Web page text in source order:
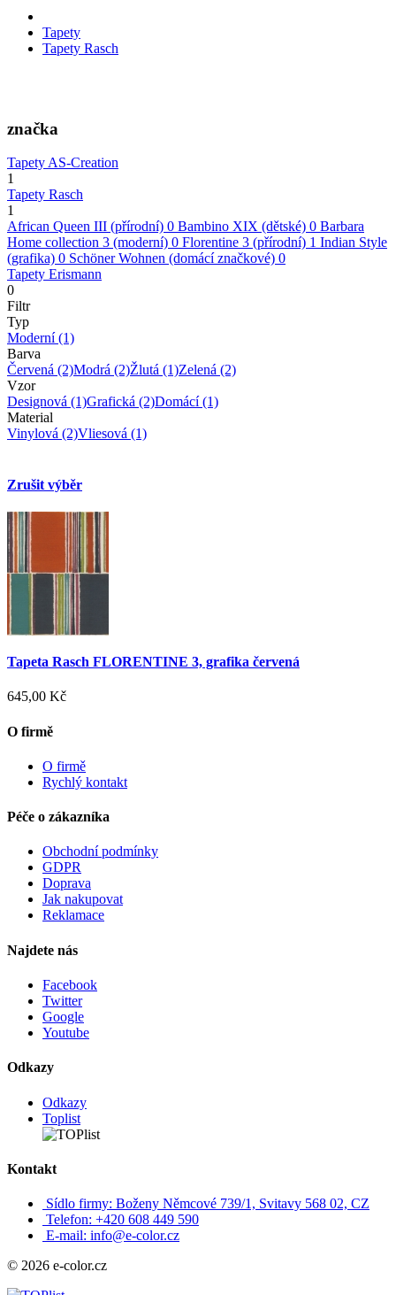
Tapety
Tapety Rasch
značka
Tapety AS-Creation
1
Tapety Rasch
1
African Queen III (přírodní) 0 Bambino XIX (dětské) 0 Barbara
Home collection 3 (moderní) 0 Florentine 3 (přírodní) 1 Indian Style
(grafika) 0 Schöner Wohnen (domácí značkové) 0
Tapety Erismann
0
Filtr
Typ
Moderní(1)
Barva
Červená (2)Modrá (2)Žlutá (1)Zelená (2)
Vzor
Designová (1)Grafická (2)Domácí(1)
Material
Vinylová (2)Vliesová (1)
Zrušit výběr
Tapeta Rasch FLORENTINE 3, grafika červená
645,00 Kč
O firmě
O firmě
Rychlý kontakt
Péče o zákazníka
Obchodní podmínky
GDPR
Doprava
Jak nakupovat
Reklamace
Najdete nás
Facebook
Twitter
Google
Youtube
Odkazy
Odkazy
Toplist
Kontakt
Sídlo firmy: Boženy Němcové 739/1, Svitavy 568 02, CZ
Telefon: +420 608 449 590
E-mail: info@e-color.cz
© 2026 e-color.cz